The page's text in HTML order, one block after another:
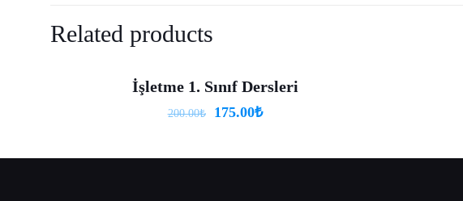
Your rating
Related products
İşletme 1. Sınıf Dersleri
200.00₺ 175.00₺